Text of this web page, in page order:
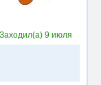
Заходил(а) 9 июля